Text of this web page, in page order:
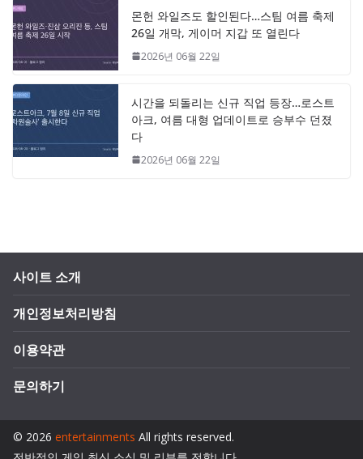
몬헌 와일즈도 할인된다…스팀 여름 축제
26일 개막, 게이머 지갑 또 열린다
2026년 06월 22일
시간을 되돌리는 신규 직업 등장…로스트
아크, 여름 대형 업데이트로 승부수 던졌
다
2026년 06월 22일
사이트 소개
개인정보처리방침
이용약관
문의하기
© 2026 entertainments All rights reserved.